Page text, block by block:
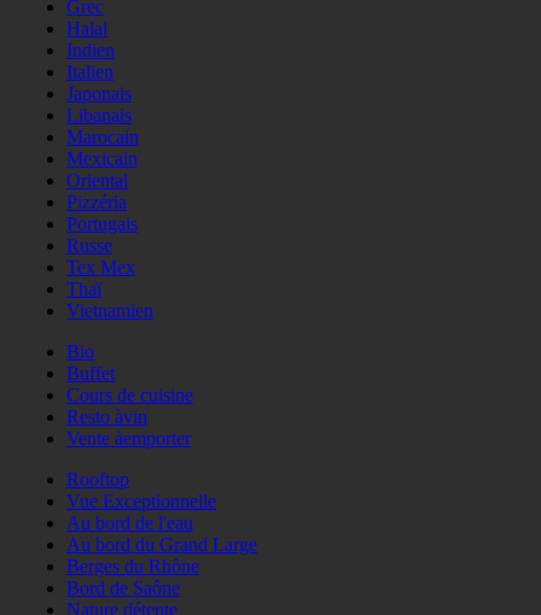
Grec
Halal
Indien
Italien
Japonais
Libanais
Marocain
Mexicain
Oriental
Pizzéria
Portugais
Russe
Tex Mex
Thaï
Vietnamien
Bio
Buffet
Cours de cuisine
Resto àvin
Vente àemporter
Rooftop
Vue Exceptionnelle
Au bord de l'eau
Au bord du Grand Large
Berges du Rhône
Bord de Saône
Nature détente